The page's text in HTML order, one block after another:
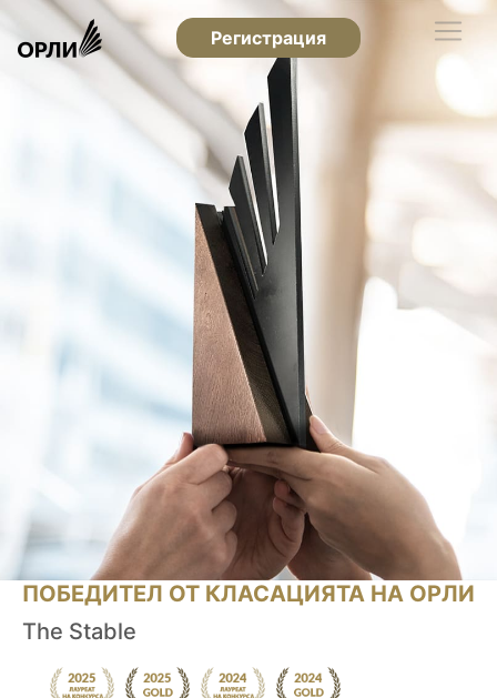
Регистрация
ПОБЕДИТЕЛ ОТ КЛАСАЦИЯТА НА ОРЛИ
The Stable